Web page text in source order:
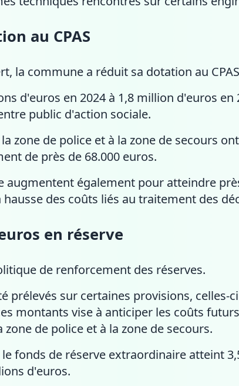
au CPAS
la commune a réduit sa dotation au
d'euros en 2024 à 1,8 million d'euros
public d'action sociale.
zone de police et à la zone de secours
de près de 68.000 euros.
augmentent également pour atteindre
des coûts liés au traitement des
en réserve
de renforcement des réserves.
prélevés sur certaines provisions, celles-
montants vise à anticiper les coûts
zone de police et à la zone de secours.
fonds de réserve extraordinaire atteint
d'euros.